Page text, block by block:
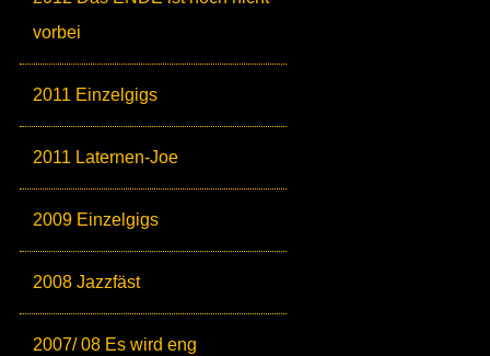
vorbei
2011 Einzelgigs
2011 Laternen-Joe
2009 Einzelgigs
2008 Jazzfäst
2007/ 08 Es wird eng